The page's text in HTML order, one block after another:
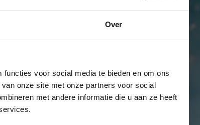
Over
voor social media te bieden en om ons
onze site met onze partners voor social
met andere informatie die u aan ze heeft